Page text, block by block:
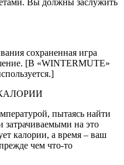
сохраненная игра
[В «WINTERMUTE»
пытаясь найти
затрачиваемыми на это
калории, а время – ваш
чем что-то